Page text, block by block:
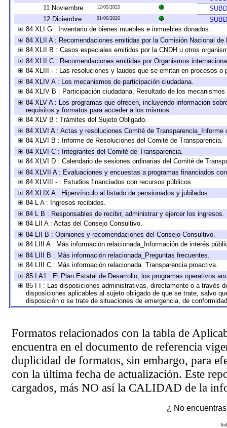
11 Noviembre
12/05/2025
12 Diciembre
01/06/2026
84 XLI G : Inventario de bienes muebles e inmuebles donados.
84 XLII A : Recomendaciones emitidas por la Comisión Nacional de
84 XLII B : Casos especiales emitidos por la CNDH u otros
84 XLII C : Recomendaciones emitidas por Organismos
84 XLIII - : Las resoluciones y laudos que se emitan en procesos o
84 XLIV A : Los mecanismos de participación ciudadana.
84 XLIV B : Participación ciudadana, Resultado de los
84 XLV A : Los programas que ofrecen, incluyendo información
requisitos y formatos para acceder a los mismos.
84 XLV B : Trámites del Sujeto Obligado.
84 XLVI A : Actas y resoluciones Comité de
84 XLVI B : Informe de Resoluciones del Comité de Transparencia.
84 XLVI C : Integrantes del Comité de Transparencia.
84 XLVI D : Calendario de sesiones ordinarias del Comité de
84 XLVII A : Evaluaciones y encuestas a programas financiados
84 XLVIII - : Estudios financiados con recursos públicos.
84 XLIX A : Hipervínculo al listado de pensionados y jubilados.
84 L A : Ingresos recibidos.
84 L B : Responsables de recibir, administrar y ejercer los ingresos.
84 LII A : Actas del Consejo Consultivo.
84 LII B : Opiniones y recomendaciones del Consejo Consultivo.
84 LIII A : Más información relacionada_Información de interés
84 LIII B : Más información relacionada_Preguntas frecuentes.
84 LIII C : Más información relacionada. Transparencia proactiva.
85 I A1 : El Plan Estatal de Desarrollo, los programas operativos
85 I I : Las disposiciones administrativas, directamente o a través
disposiciones aplicables al sujeto obligado de que se trate, salvo
disposición o se trate de situaciones de emergencia, de
Formatos relacionados con la tabla de
encuentra en el documento de referencia
duplicidad de formatos, sin embargo, para
con la última fecha de actualización. Este
cargados, más NO así la CALIDAD de la
¿ No